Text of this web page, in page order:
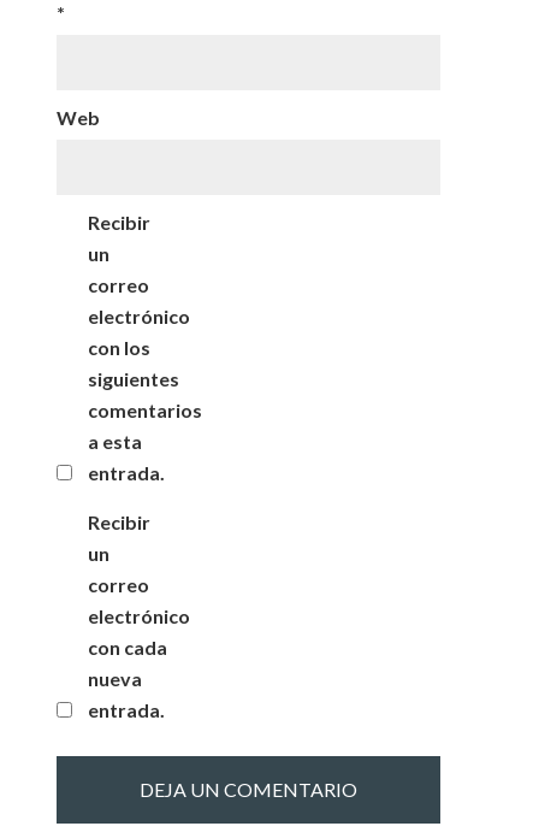
*
Web
Recibir
un
correo
electrónico
con los
siguientes
comentarios
a esta
entrada.
Recibir
un
correo
electrónico
con cada
nueva
entrada.